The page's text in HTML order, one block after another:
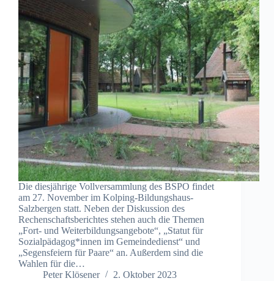
Die diesjährige Vollversammlung des BSPO findet
am 27. November im Kolping-Bildungshaus-
Salzbergen statt. Neben der Diskussion des
Rechenschaftsberichtes stehen auch die Themen
„Fort- und Weiterbildungsangebote“, „Statut für
Sozialpädagog*innen im Gemeindedienst“ und
„Segensfeiern für Paare“ an. Außerdem sind die
Wahlen für die…
Peter Klösener
2. Oktober 2023